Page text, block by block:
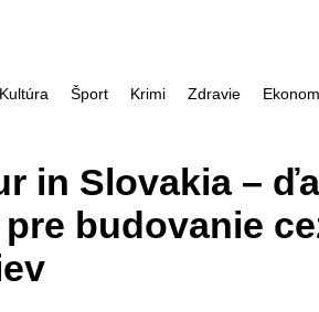
Kultúra Šport Krimi Zdravie
in Slovakia –
pre budovanie